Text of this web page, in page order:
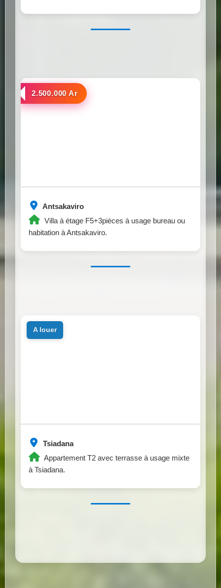
Antsakaviro
Villa à étage F5+3pièces à usage bureau ou
habitation à Antsakaviro.
a louer
2.500.000 Ar
Tsiadana
Appartement T2 avec terrasse à usage mixte
à Tsiadana.
a louer